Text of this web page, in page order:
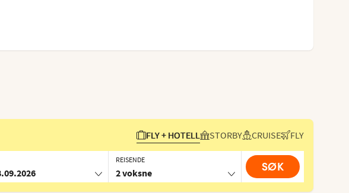
FLY + HOTELL STORBY CRUISE FLY
REISENDE
2 voksne SØK